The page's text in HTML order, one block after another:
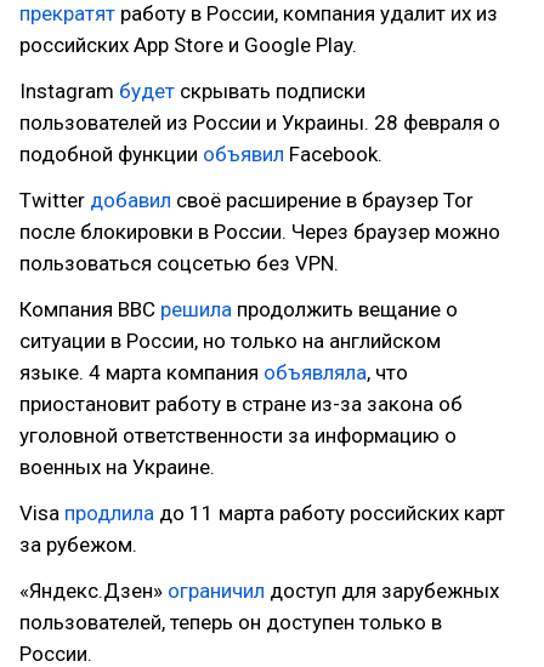
прекратят работу в России, компания удалит их из
российских App Store и Google Play.
Instagram будет скрывать подписки
пользователей из России и Украины. 28 февраля о
подобной функции объявил Facebook.
Twitter добавил своё расширение в браузер Tor
после блокировки в России. Через браузер можно
пользоваться соцсетью без VPN.
Компания BBC решила продолжить вещание о
ситуации в России, но только на английском
языке. 4 марта компания объявляла, что
приостановит работу в стране из-за закона об
уголовной ответственности за информацию о
военных на Украине.
Visa продлила до 11 марта работу российских карт
за рубежом.
«Яндекс.Дзен» ограничил доступ для зарубежных
пользователей, теперь он доступен только в
России.